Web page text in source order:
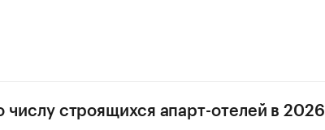
числу строящихся апарт-отелей в 2026